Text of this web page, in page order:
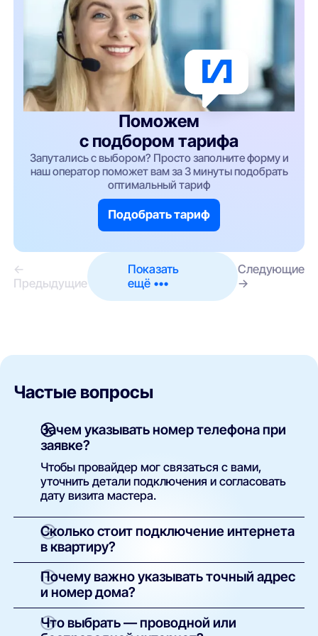
Поможем
с подбором тарифа
Запутались с выбором? Просто заполните форму и
наш оператор поможет вам за 3 минуты подобрать
оптимальный тариф
Подобрать тариф
←
Предыдущие
Показать
ещё •••
Следующие
→
Частые вопросы
Зачем указывать номер телефона при
заявке?
Чтобы провайдер мог связаться с вами,
уточнить детали подключения и согласовать
дату визита мастера.
Сколько стоит подключение интернета
в квартиру?
Как правило, установка бесплатна. Вы
оплачиваете только тариф. В некоторых
случаях возможна плата за оборудование —
сумма указывается в условиях конкретного
предложения.
Почему важно указывать точный адрес
и номер дома?
Это необходимо для технической проверки.
Только по точному адресу система может
Что выбрать — проводной или